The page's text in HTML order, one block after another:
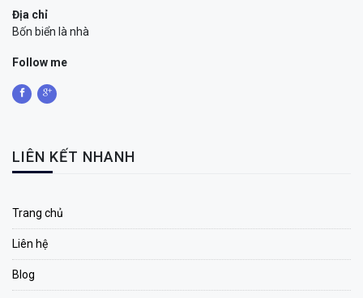
Địa chỉ
Bốn biển là nhà
Follow me
LIÊN KẾT NHANH
Trang chủ
Liên hệ
Blog